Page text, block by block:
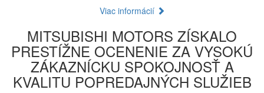
Viac informácií
MITSUBISHI MOTORS ZÍSKALO
PRESTÍŽNE OCENENIE ZA VYSOKÚ
ZÁKAZNÍCKU SPOKOJNOSŤ A
KVALITU POPREDAJNÝCH SLUŽIEB